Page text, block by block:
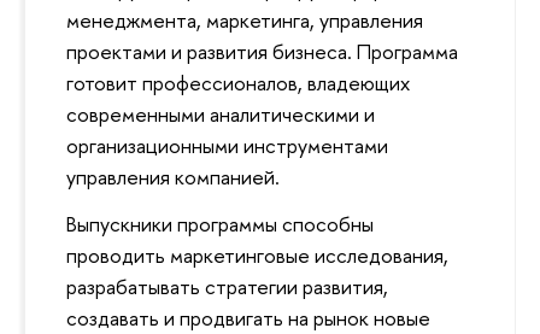
менеджмента, маркетинга, управления
проектами и развития бизнеса. Программа
отовит профессионалов, владеющих
современными аналитическими и
организационными инструментами
управления компанией.
ыпускники программы способны
проводить маркетинговые исследования,
разрабатывать стратегии развития,
создавать и продвигать на рынок новые